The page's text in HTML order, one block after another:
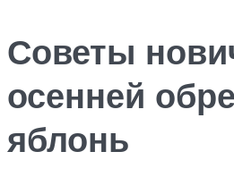
Советы
осенней
яблонь